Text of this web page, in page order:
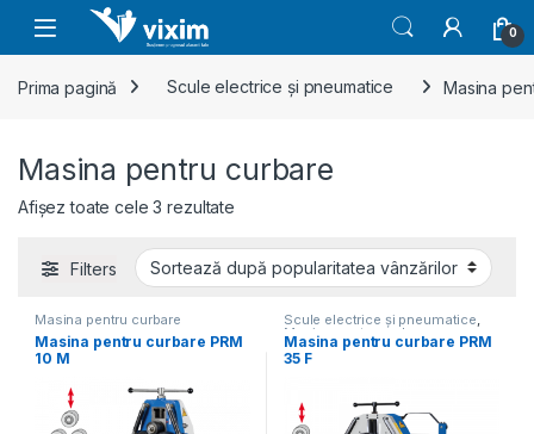
Skip to navigation
Skip to content
0
Prima pagină Scule electrice și pneumatice Masina
Masina pentru curbare
Afișez toate cele 3 rezultateSortat după popularitate
Filters
Masina pentru curbare
Masina pentru curbare PRM
10 M
Scule electrice și pneumatice,
Masina pentru curbare
Masina pentru curbare PRM
35 F